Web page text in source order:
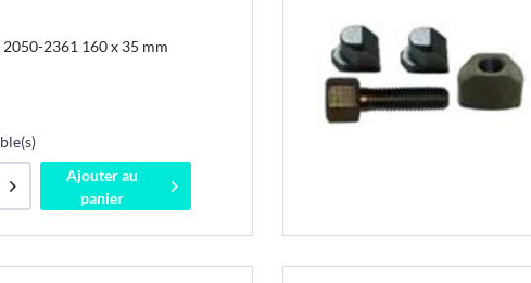
2361 160 x 35 mm
Ajouter au
panier